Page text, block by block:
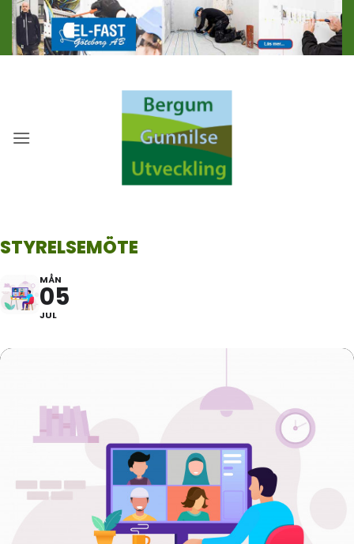
Skip
content
STYRELSEMÖTE
MÅN
05
JUL